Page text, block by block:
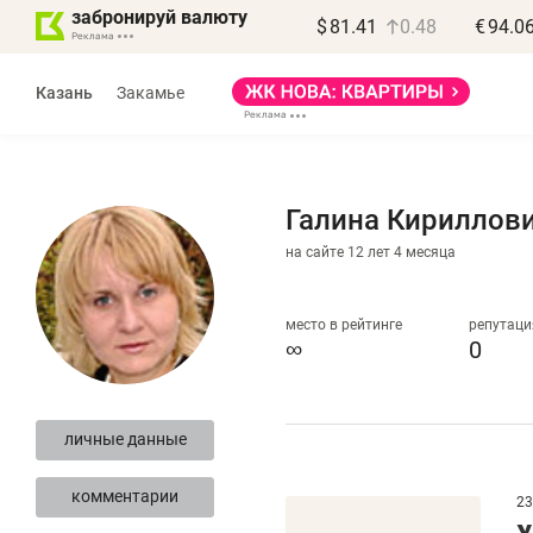
забронируй валюту $ 81.41 0.48 €
Казань Закамье
личные данные
комментарии
Галина
на сайте 12 лет 4 месяца
место в рейтинге
∞ 0
МАРТ
правил, бизнес может
потерять минимум
полгода»